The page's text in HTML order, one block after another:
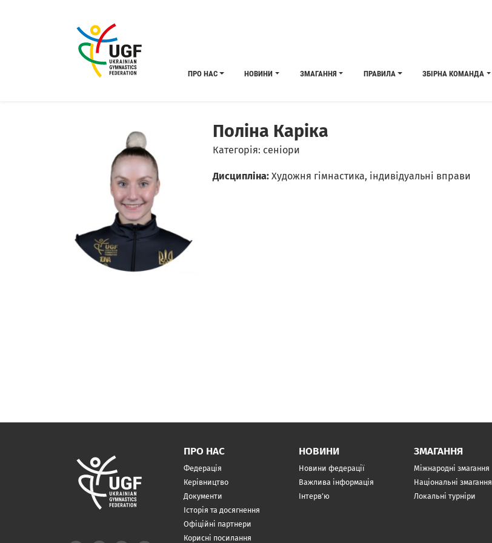
ПРО НАС НОВИНИ ЗМАГАННЯ ПРАВИЛА ЗБІРНА КОМАНДА
Поліна Каріка
Категорія: сеніори
Дисципліна: Художня гімнастика, індивідуальні вправи
ПРО НАС
Федерація
Керівництво
Документи
Історія та досягнення
Офіційні партнери
Корисні посилання
НОВИНИ
Новини федерації
Важлива інформація
Інтерв’ю
ЗМАГАННЯ
Міжнародні змагання
Національні змагання
Локальні турніри